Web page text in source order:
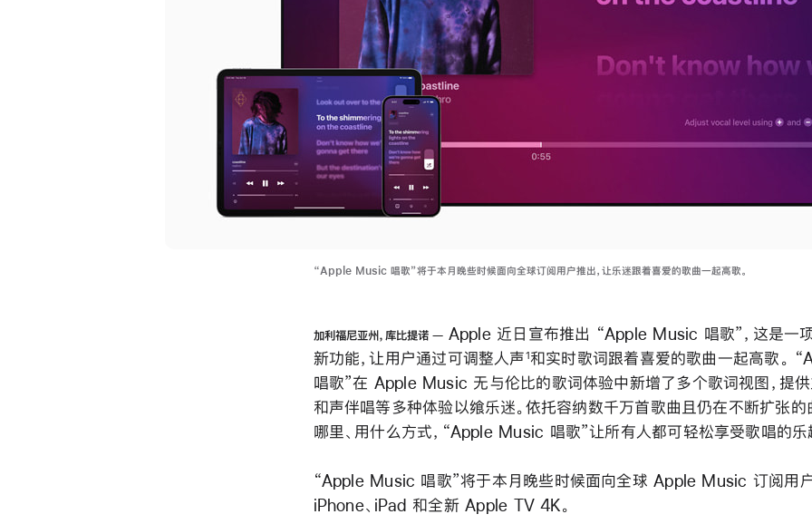
“Apple Music 唱歌”将于本月晚些时候面向全球订阅用户推出，让乐迷跟着喜爱的歌曲一起高歌。
加利福尼亚州，库比提诺
Apple 近日宣布推出 “Apple Music 唱歌”，这是一
新功能，让用户通过可调整人声1 和实时歌词跟着喜爱的歌曲一起高歌。
唱歌”在 Apple Music 无与伦比的歌词体验中新增了多个歌词视图，提供
和声伴唱等多种体验以飨乐迷。依托容纳数千万首歌曲且仍在不断扩张的
哪里、用什么方式，“Apple Music 唱歌”让所有人都可轻松享受歌唱的乐
“Apple Music 唱歌”将于本月晚些时候面向全球 Apple Music 订阅用户
iPhone、iPad 和全新 Apple TV 4K。